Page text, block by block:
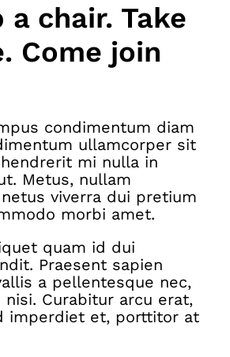
a chair. Take
Come join
condimentum diam
ullamcorper sit
mi nulla in
Metus, nullam
viverra dui pretium
morbi amet.
quam id dui
Praesent sapien
a pellentesque nec,
nisi. Curabitur arcu erat,
imperdiet et, porttitor at